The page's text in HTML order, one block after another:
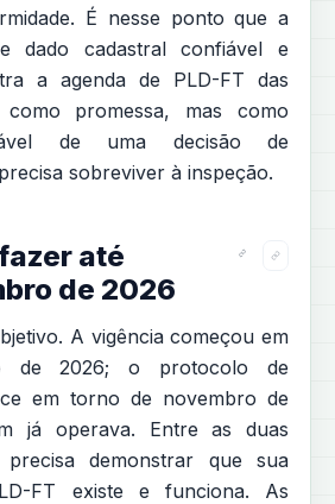
É nesse ponto que a
dado cadastral confiável e
a agenda de PLD-FT das
promessa, mas como
de uma decisão de
sobreviver à inspeção.
até
de 2026
A vigência começou em
de 2026; o protocolo de
em torno de novembro de
já operava. Entre as duas
demonstrar que sua
FT existe e funciona. As